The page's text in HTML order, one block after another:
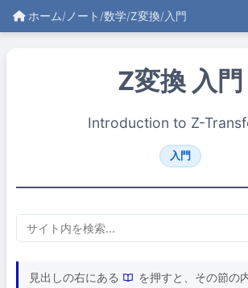
ホーム/ ノート /数学/Z変換/入門
Z変換 入門
Introduction to Z-
入門
見出しの右にある
を押すと、その節の